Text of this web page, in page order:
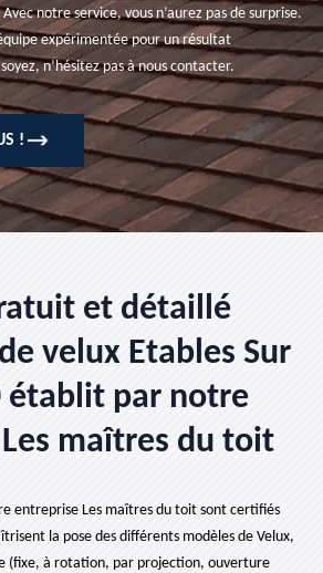
notre service, vous n’aurez pas de surprise.
expérimentée pour un résultat
n’hésitez pas à nous contacter.
!
et détaillé
velux Etables Sur
établit par notre
maîtres du toit
entreprise Les maîtres du toit sont certifiés
la pose des différents modèles de Velux,
(fixe, à rotation, par projection, ouverture